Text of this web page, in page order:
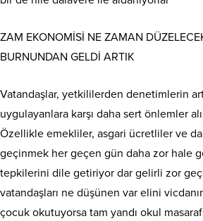
ZAM EKONOMİSİ NE ZAMAN
BURNUNDAN GELDİ ARTIK
Vatandaşlar, yetkililerden denetimlerin
uygulayanlara karşı daha sert önlemler
Özellikle emekliler, asgari ücretliler ve
geçinmek her geçen gün daha zor hale
tepkilerini dile getiriyor dar gelirli zor
vatandaşları ne düşünen var elini
çocuk okutuyorsa tam yandı okul